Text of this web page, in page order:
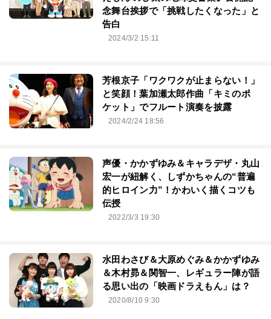
念舞台挨拶で「挑戦したくなった」と
告白
2024/3/2 15:11
芳根京子「ワクワクが止まらない！」
と笑顔！葉加瀬太郎作曲「キミのポ
ケット」でフルート演奏を披露
2024/2/24 18:56
声優・かかずゆみ＆キャラデザ・丸山
宏一が紐解く、しずかちゃんの“普遍
的ヒロイン力”！かわいく描くコツも
伝授
2022/3/3 19:30
水田わさび＆大原めぐみ＆かかずゆみ
＆木村昴＆関智一、レギュラー陣が語
る思い出の「映画ドラえもん」は？
2020/8/10 9:30